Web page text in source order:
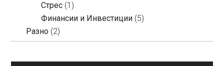
Стрес (1)
Финансии и Инвестиции (5)
Разно (2)